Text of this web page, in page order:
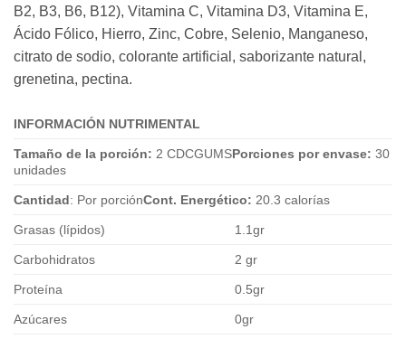
B2, B3, B6, B12), Vitamina C, Vitamina D3, Vitamina E,
Ácido Fólico, Hierro, Zinc, Cobre, Selenio, Manganeso,
citrato de sodio, colorante artificial, saborizante natural,
grenetina, pectina.
INFORMACIÓN NUTRIMENTAL
Tamaño de la porción: 2 CDCGUMSPorciones por envase: 30
unidades
Cantidad: Por porciónCont. Energético: 20.3 calorías
Grasas (lípidos) 1.1gr
Carbohidratos 2 gr
Proteína 0.5gr
Azúcares 0gr